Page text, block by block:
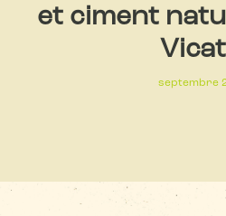
et ciment
septembre